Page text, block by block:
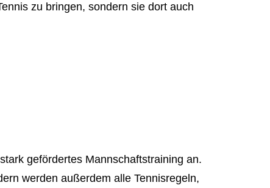
zu bringen, sondern sie dort auch
gefördertes Mannschaftstraining an.
werden außerdem alle Tennisregeln,